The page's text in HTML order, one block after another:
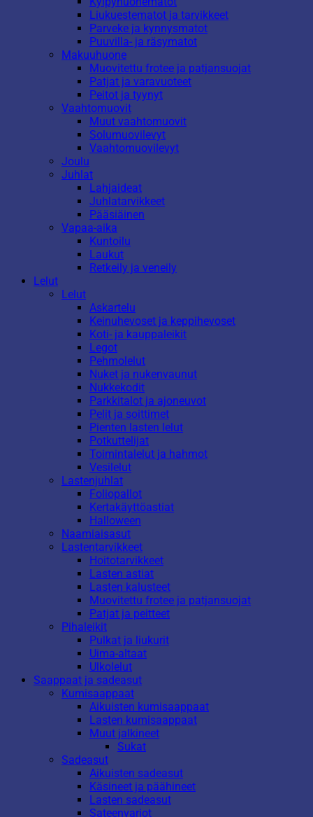
Liukuestematot ja tarvikkeet
Parveke ja kynnysmatot
Puuvilla- ja räsymatot
Makuuhuone
Muovitettu frotee ja patjansuojat
Patjat ja varavuoteet
Peitot ja tyynyt
Vaahtomuovit
Muut vaahtomuovit
Solumuovilevyt
Vaahtomuovilevyt
Joulu
Juhlat
Lahjaideat
Juhlatarvikkeet
Pääsiäinen
Vapaa-aika
Kuntoilu
Laukut
Retkeily ja veneily
Lelut
Lelut
Askartelu
Keinuhevoset ja keppihevoset
Koti- ja kauppaleikit
Legot
Pehmolelut
Nuket ja nukenvaunut
Nukkekodit
Parkkitalot ja ajoneuvot
Pelit ja soittimet
Pienten lasten lelut
Potkuttelijat
Toimintalelut ja hahmot
Vesilelut
Lastenjuhlat
Foliopallot
Kertakäyttöastiat
Halloween
Naamiaisasut
Lastentarvikkeet
Hoitotarvikkeet
Lasten astiat
Lasten kalusteet
Muovitettu frotee ja patjansuojat
Patjat ja peitteet
Pihaleikit
Pulkat ja liukurit
Uima-altaat
Ulkolelut
Saappaat ja sadeasut
Kumisaappaat
Aikuisten kumisaappaat
Lasten kumisaappaat
Muut jalkineet
Sukat
Sadeasut
Aikuisten sadeasut
Käsineet ja päähineet
Lasten sadeasut
Sateenvarjot